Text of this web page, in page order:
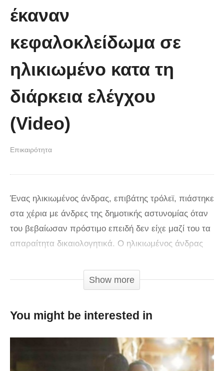
πρώτη στιγμή και συγκίνησε το
νοηματική με ένα μικρό κορίτσι
έκαναν
κεφαλοκλείδωμα σε
ηλικιωμένο κατα τη
διάρκεια ελέγχου
(Video)
Επικαιρότητα
Ένας ηλικιωμένος άνδρας, επιβάτης τρόλεϊ, πιάστηκε
στα χέρια με άνδρες της δημοτικής αστυνομίας όταν
του βεβαίωσαν πρόστιμο επειδή δεν είχε μαζί του τα
απαραίτητα δικαιολογητικά. Ο ηλικιωμένος άνδρας
άνδρες της δημοτικής αστυνομίας να τον πιάνουν
Σύμφωνα με το ρεπορτάζ του καναλιού alpha τους
από τους άνδρες της δημοτικής αστυνομίας τον
έπιασε κεφαλοκλείδωμα, προσπαθώντας να τον
Show more
You might be interested in